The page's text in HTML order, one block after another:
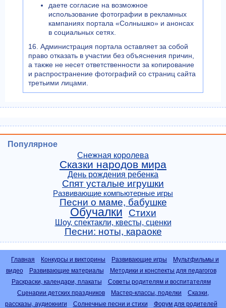
даете согласие на возможное
использование фотографии в рекламных
кампаниях портала «Солнышко» и анонсах
в социальных сетях.
16. Администрация портала оставляет за собой
право отказать в участии без объяснения причин,
а также не несет ответственности за копирование
и распространение фотографий со страниц сайта
третьими лицами.
Популярное
Снежная королева
Сказки народов мира
День рождения ребенка
Спят усталые игрушки
Развивающие компьютерные игры
Песни о маме, бабушке
Обучалки Стихи
Шоу, спектакли, квесты, сценки
Песни: ноты, караоке
Главная Конкурсы и викторины Развивающие игры
Мультфильмы и
видео
Развивающие материалы
Методики и конспекты для педагогов
Раскраски, календари, плакаты
Советы родителям и воспитателям
Сценарии детских праздников
Мастер-классы, поделки
Сказки,
рассказы, аудиокниги
Солнечные песни и стихи Форум для родителей